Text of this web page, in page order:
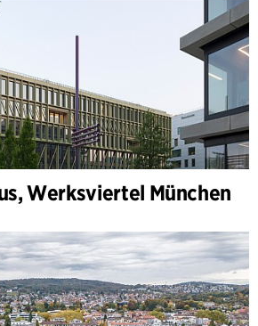
Werksviertel München